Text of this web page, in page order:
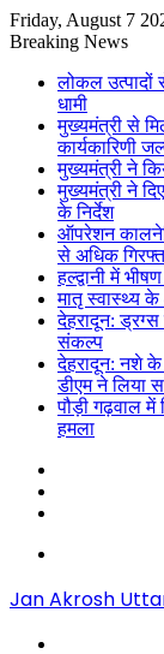
Friday, August 7
Breaking News
लोकल उत्पादों
धामी
मुख्यमंत्री से
कार्यकारिणी
मुख्यमंत्री ने
मुख्यमंत्री ने
के निर्देश
ऑपरेशन
से अधिक
हल्द्वानी में
मातृ स्वास्थ्य के
देहरादून:
संकल्प
देहरादून: नशे के
डीएम ने लिया
पौड़ी गढ़वाल
हमला
Jan Akrosh